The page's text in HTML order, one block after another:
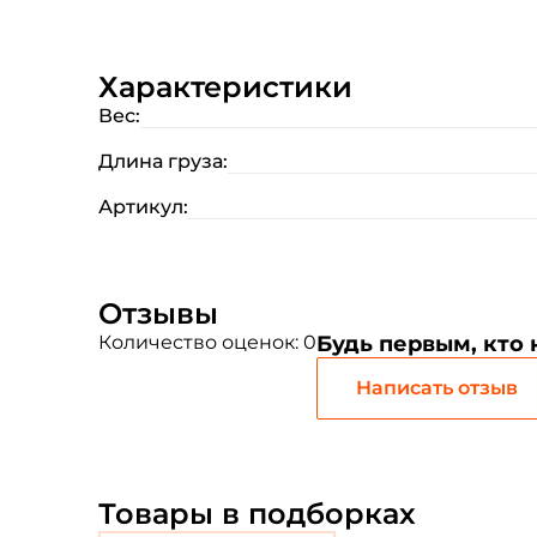
Характеристики
Вес:
Длина груза:
Артикул:
Отзывы
Количество оценок: 0Будь первым, кто
Написать отзыв
Товары в подборках